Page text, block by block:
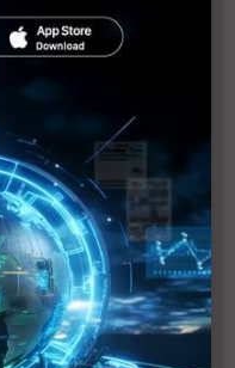
聚合物堵裂縫
範核災擴大
響
本核電廠情況仍非
Hoya相繼宣布減產